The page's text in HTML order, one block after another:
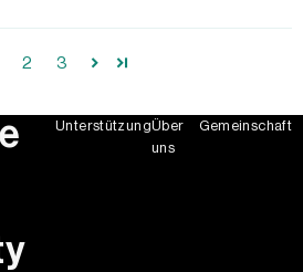
2 3
UnterstützungÜber
uns
Gemeinschaft